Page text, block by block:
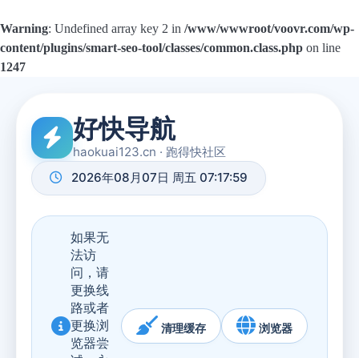
Warning: Undefined array key 2 in /www/wwwroot/voovr.com/wp-
content/plugins/smart-seo-tool/classes/common.class.php on line
1247